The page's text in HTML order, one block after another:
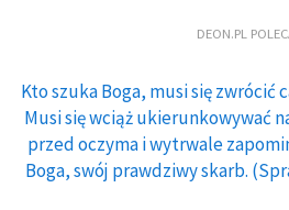
DEON.PL
Kto szuka Boga, musi się zwrócić
Musi się wciąż ukierunkowywać
przed oczyma i wytrwale
Boga, swój prawdziwy skarb.